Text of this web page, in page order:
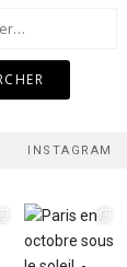
INSTAGRAM